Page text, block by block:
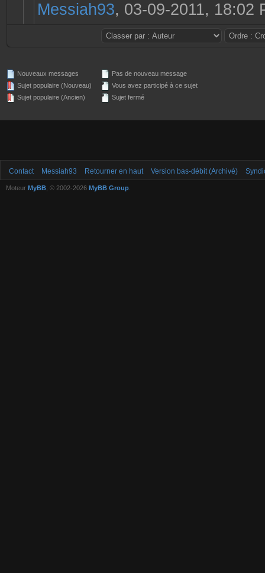
Messiah93, 03-09-2011, 18:02
Nouveaux messages
Sujet populaire (Nouveau)
Sujet populaire (Ancien)
Pas de nouveau message
Vous avez participé à ce sujet
Sujet fermé
Contact Messiah93 Retourner en haut Version bas-débit (Archivé)
Moteur MyBB , © 2002-2026 MyBB Group